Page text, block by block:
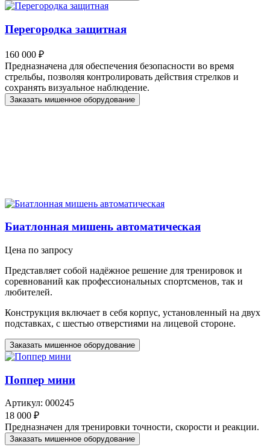
Перегородка защитная
160 000 ₽
Предназначена для обеспечения безопасности во время
стрельбы, позволяя контролировать действия стрелков и
сохранять визуальное наблюдение.
Заказать мишенное оборудование
Биатлонная мишень автоматическая
Цена по запросу
Представляет собой надёжное решение для тренировок и
соревнований как профессиональных спортсменов, так и
любителей.
Конструкция включает в себя корпус, установленный на двух
подставках, с шестью отверстиями на лицевой стороне.
Заказать мишенное оборудование
Поппер мини
Артикул: 000245
18 000 ₽
Предназначен для тренировки точности, скорости и реакции.
Заказать мишенное оборудование